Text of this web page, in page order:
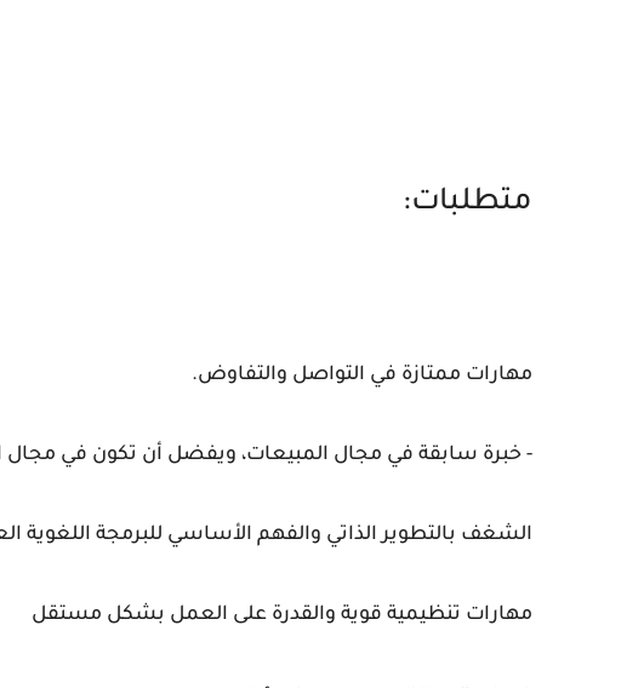
متطلبات:
مهارات ممتازة في التواصل والتفاوض.
- خبرة سابقة في مجال المبيعات، ويفضل أن تكون في مجال
الشغف بالتطوير الذاتي والفهم الأساسي للبرمجة اللغوية
مهارات تنظيمية قوية والقدرة على العمل بشكل مستقل